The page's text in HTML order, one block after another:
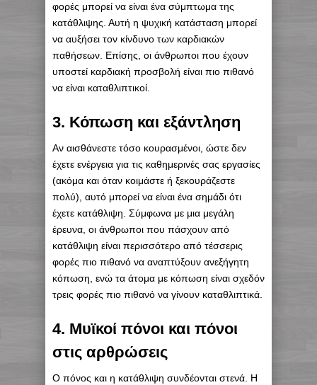
φορές μπορεί να είναι ένα σύμπτωμα της
κατάθλιψης. Αυτή η ψυχική κατάσταση μπορεί
να αυξήσει τον κίνδυνο των καρδιακών
παθήσεων. Επίσης, οι άνθρωποι που έχουν
υποστεί καρδιακή προσβολή είναι πιο πιθανό
να είναι καταθλιπτικοί.
3. Κόπωση και εξάντληση
Αν αισθάνεστε τόσο κουρασμένοι, ώστε δεν
έχετε ενέργεια για τις καθημερινές σας εργασίες
(ακόμα και όταν κοιμάστε ή ξεκουράζεστε
πολύ), αυτό μπορεί να είναι ένα σημάδι ότι
έχετε κατάθλιψη. Σύμφωνα με μια μεγάλη
έρευνα, οι άνθρωποι που πάσχουν από
κατάθλιψη είναι περισσότερο από τέσσερις
φορές πιο πιθανό να αναπτύξουν ανεξήγητη
κόπωση, ενώ τα άτομα με κόπωση είναι σχεδόν
τρεις φορές πιο πιθανό να γίνουν καταθλιπτικά.
4. Μυϊκοί πόνοι και πόνοι
στις αρθρώσεις
Ο πόνος και η κατάθλιψη συνδέονται στενά. Η